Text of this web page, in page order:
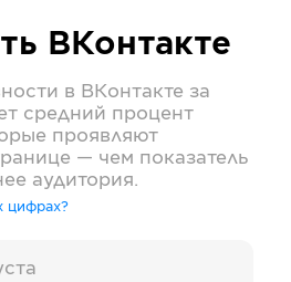
ВКонтакте
в ВКонтакте за
средний процент
проявляют
— чем показатель
аудитория.
цифрах?